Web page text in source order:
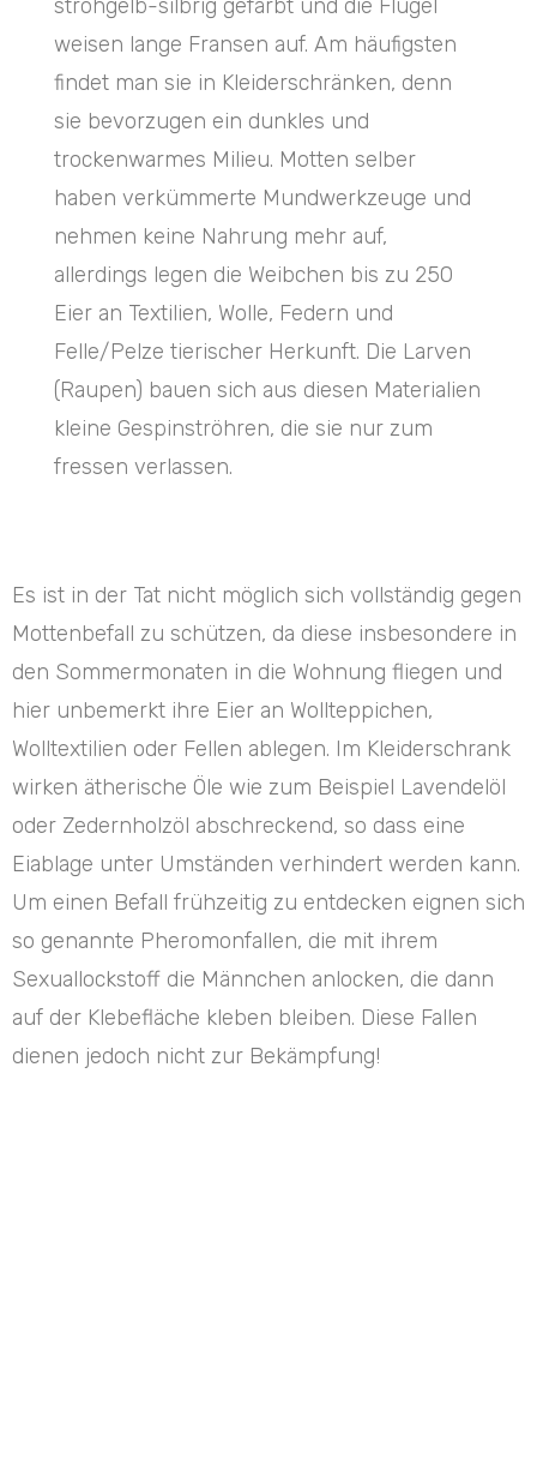
strohgelb-silbrig gefärbt und die Flügel
weisen lange Fransen auf. Am häufigsten
findet man sie in Kleiderschränken, denn
sie bevorzugen ein dunkles und
trockenwarmes Milieu. Motten selber
haben verkümmerte Mundwerkzeuge und
nehmen keine Nahrung mehr auf,
allerdings legen die Weibchen bis zu 250
Eier an Textilien, Wolle, Federn und
Felle/Pelze tierischer Herkunft. Die Larven
(Raupen) bauen sich aus diesen Materialien
kleine Gespinströhren, die sie nur zum
fressen verlassen.
Es ist in der Tat nicht möglich sich vollständig gegen
Mottenbefall zu schützen, da diese insbesondere in
den Sommermonaten in die Wohnung fliegen und
hier unbemerkt ihre Eier an Wollteppichen,
Wolltextilien oder Fellen ablegen. Im Kleiderschrank
wirken ätherische Öle wie zum Beispiel Lavendelöl
oder Zedernholzöl abschreckend, so dass eine
Eiablage unter Umständen verhindert werden kann.
Um einen Befall frühzeitig zu entdecken eignen sich
so genannte Pheromonfallen, die mit ihrem
Sexuallockstoff die Männchen anlocken, die dann
auf der Klebefläche kleben bleiben. Diese Fallen
dienen jedoch nicht zur Bekämpfung!